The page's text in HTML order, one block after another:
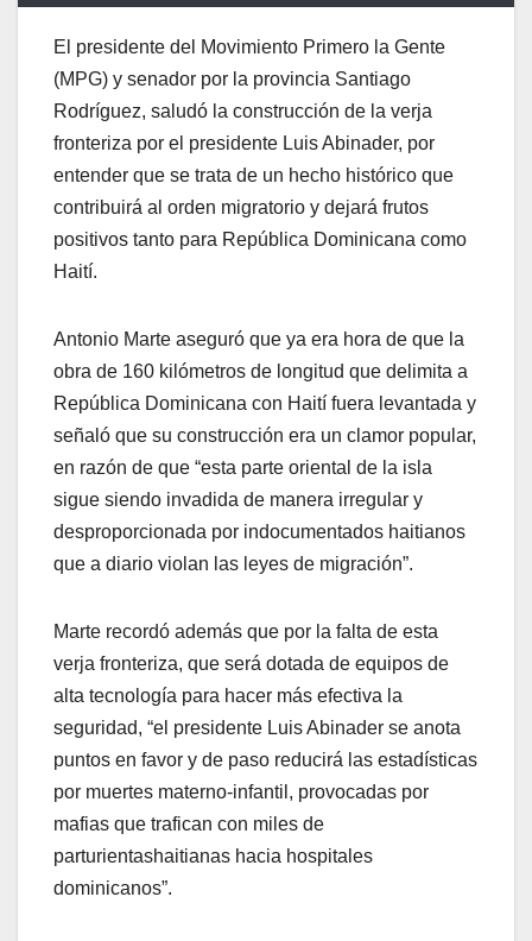
El presidente del Movimiento Primero la Gente
(MPG) y senador por la provincia Santiago
Rodríguez, saludó la construcción de la verja
fronteriza por el presidente Luis Abinader, por
entender que se trata de un hecho histórico que
contribuirá al orden migratorio y dejará frutos
positivos tanto para República Dominicana como
Haití.
Antonio Marte aseguró que ya era hora de que la
obra de 160 kilómetros de longitud que delimita a
República Dominicana con Haití fuera levantada y
señaló que su construcción era un clamor popular,
en razón de que “esta parte oriental de la isla
sigue siendo invadida de manera irregular y
desproporcionada por indocumentados haitianos
que a diario violan las leyes de migración”.
Marte recordó además que por la falta de esta
verja fronteriza, que será dotada de equipos de
alta tecnología para hacer más efectiva la
seguridad, “el presidente Luis Abinader se anota
puntos en favor y de paso reducirá las estadísticas
por muertes materno-infantil, provocadas por
mafias que trafican con miles de
parturientashaitianas hacia hospitales
dominicanos”.